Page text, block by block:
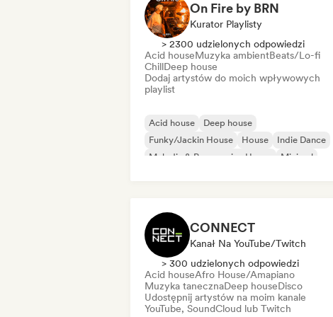
On Fire by BRN
Kurator Playlisty
> 2300 udzielonych odpowiedzi
Acid houseMuzyka ambientBeats/Lo-fi
ChillDeep house
Dodaj artystów do moich wpływowych
playlist
Acid house
Deep house
Funky/Jackin House
House
Indie Dance
Melodic & Progressive House
Minimal
CONNECT
Kanał Na YouTube/Twitch
> 300 udzielonych odpowiedzi
Acid houseAfro House/Amapiano
Muzyka tanecznaDeep houseDisco
Udostępnij artystów na moim kanale
YouTube, SoundCloud lub Twitch